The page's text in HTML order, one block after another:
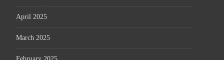
April 2025
March 2025